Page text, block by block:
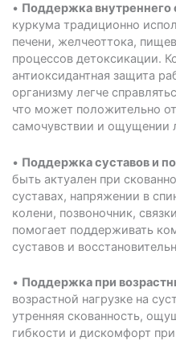
• Поддержка внутреннего
куркума традиционно
печени, желчеоттока,
процессов детоксикации.
антиоксидантная защита
организму легче
что может положительно
самочувствии и ощущении
• Поддержка суставов и
быть актуален при
суставах, напряжении в
колени, позвоночник,
помогает поддерживать
суставов и
• Поддержка при
возрастной нагрузке на
утренняя скованность,
гибкости и дискомфорт